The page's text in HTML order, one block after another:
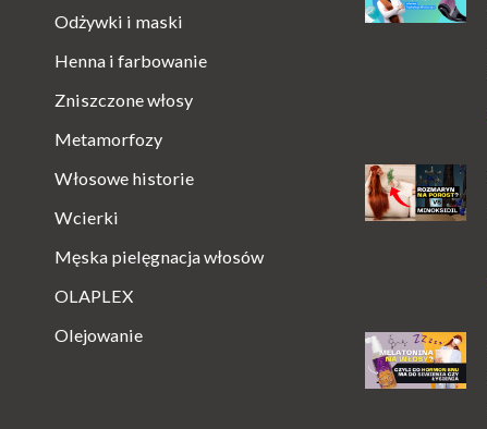
Odżywki i maski
Henna i farbowanie
Zniszczone włosy
Metamorfozy
Włosowe historie
Wcierki
Męska pielęgnacja włosów
OLAPLEX
Olejowanie